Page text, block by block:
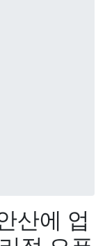
산에 업